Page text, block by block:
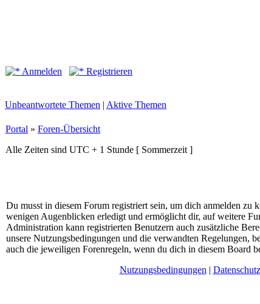
Anmelden
Registrieren
Unbeantwortete Themen | Aktive Themen
Portal » Foren-Übersicht
Alle Zeiten sind UTC + 1 Stunde [ Sommerzeit ]
Du musst in diesem Forum registriert sein, um dich anmelden zu
wenigen Augenblicken erledigt und ermöglicht dir, auf weitere
Administration kann registrierten Benutzern auch zusätzliche
unsere Nutzungsbedingungen und die verwandten Regelungen,
auch die jeweiligen Forenregeln, wenn du dich in diesem Board
Nutzungsbedingungen |